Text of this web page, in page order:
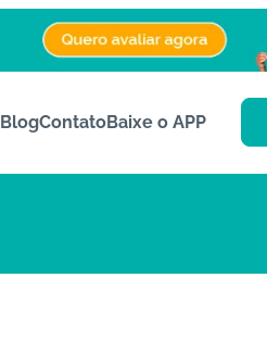
BlogContatoBaixe o APP